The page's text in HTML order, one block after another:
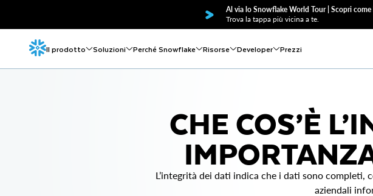
Al via lo Snowflake World Tour | Scopri
Trova la tappa più vicina a te.
Il prodotto Soluzioni Perché Snowflake Risorse Developer Prezzi
CHE COS’È
L’integrità dei dati indica che i dati sono completi,
aziendali